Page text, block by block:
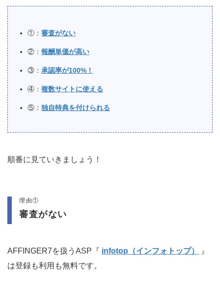
①： 審査がない
②： 報酬単価が高い
③： 承認率が100%！
④： 複数サイトに使える
⑤： 独自特典を付けられる
順番に見ていきましょう！
理由①
審査がない
AFFINGER7を扱うASP『 infotop（インフォトップ）
』
は登録も利用も無料です。